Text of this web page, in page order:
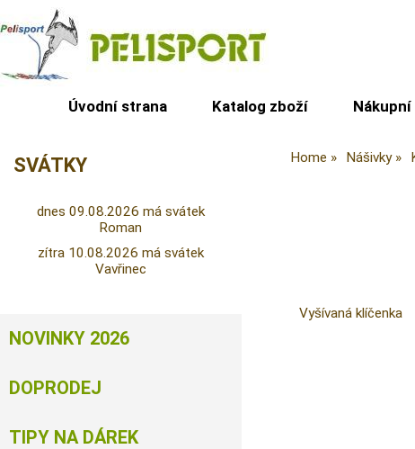
Úvodní strana Katalog zboží
Home Nášivky
Vyšívaná klíčenka
SVÁTKY
dnes 09.08.2026 má svátek
Roman
zítra 10.08.2026 má svátek
Vavřinec
NOVINKY 2026
DOPRODEJ
TIPY NA DÁREK